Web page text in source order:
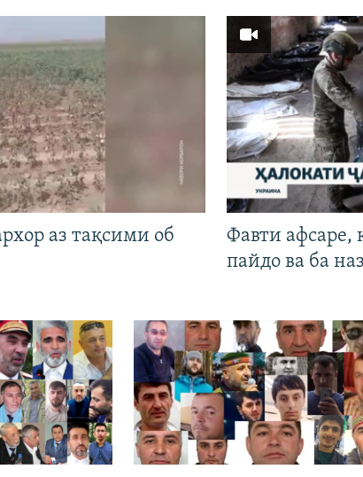
аз тақсими об
Фавти афсаре,
пайдо ва ба